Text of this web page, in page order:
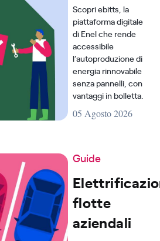
Scopri ebitts, la
piattaforma digitale
di Enel che rende
accessibile
l’autoproduzione di
energia rinnovabile
senza pannelli, con
vantaggi in bolletta.
05 Agosto 2026
Guide
flotte
aziendali